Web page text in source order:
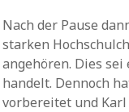
Nach der Pause
starken
angehören. Dies
handelt. Dennoch
vorbereitet und Karl